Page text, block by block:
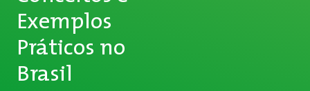
Exemplos
Práticos no
Brasil